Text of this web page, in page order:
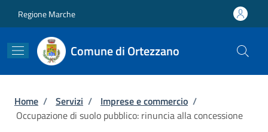
Regione Marche
Comune di Ortezzano
Briciole di pane
Home / Servizi / Imprese e commercio /
Occupazione di suolo pubblico: rinuncia alla concessione